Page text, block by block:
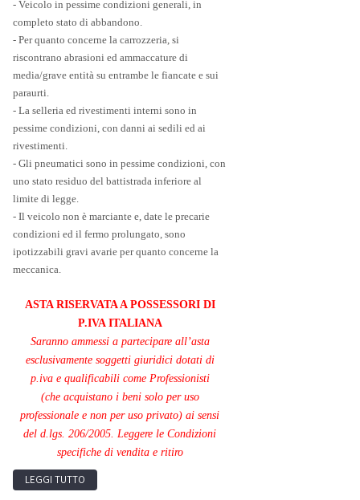
- Veicolo in pessime condizioni generali, in
completo stato di abbandono.
- Per quanto concerne la carrozzeria, si
riscontrano abrasioni ed ammaccature di
media/grave entità su entrambe le fiancate e sui
paraurti.
- La selleria ed rivestimenti interni sono in
pessime condizioni, con danni ai sedili ed ai
rivestimenti.
- Gli pneumatici sono in pessime condizioni, con
uno stato residuo del battistrada inferiore al
limite di legge.
- Il veicolo non è marciante e, date le precarie
condizioni ed il fermo prolungato, sono
ipotizzabili gravi avarie per quanto concerne la
meccanica.
ASTA RISERVATA A POSSESSORI DI
P.IVA ITALIANA
Saranno ammessi a partecipare all’asta
esclusivamente soggetti giuridici dotati di
p.iva e qualificabili come Professionisti
(che acquistano i beni solo per uso
professionale e non per uso privato) ai sensi
del d.lgs. 206/2005. Leggere le Condizioni
specifiche di vendita e ritiro
LEGGI TUTTO